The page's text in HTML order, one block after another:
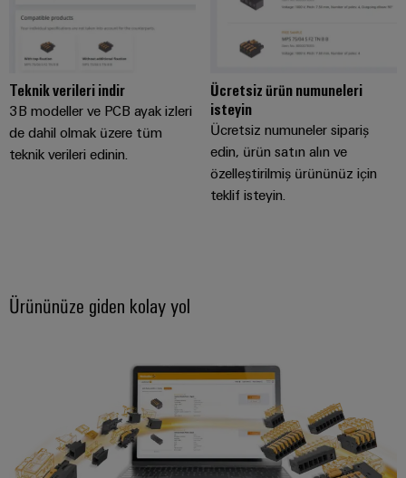
çözümler
Veri
Merkezi
Veri
merkezleri
için
İş
Yeri
&
Aksesuarlar
Aletler
Endüstriyel
Endüstriyel
aydınlatma
Pano
Altyapısı
Teknik verileri indir
3B modeller ve PCB ayak izleri
de dahil olmak üzere tüm
teknik verileri edinin.
Ücretsiz ürün numuneleri
isteyin
Ücretsiz numuneler sipariş
edin, ürün satın alın ve
özelleştirilmiş ürününüz için
teklif isteyin.
Ürününüze giden kolay yol